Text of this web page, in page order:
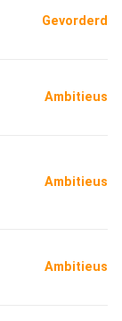
Gevorderd
Ambitieus
Ambitieus
Ambitieus